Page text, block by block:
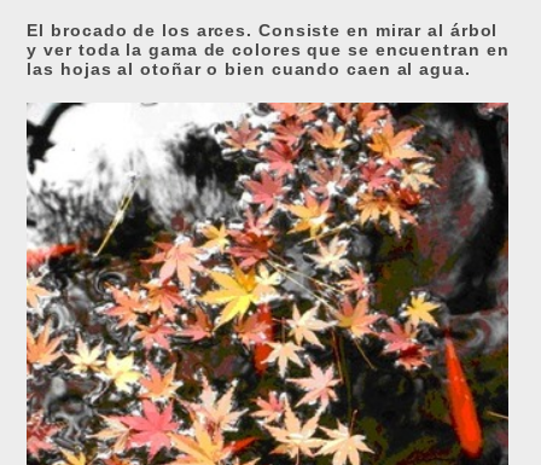
El brocado de los arces. Consiste en mirar al árbol
y ver toda la gama de colores que se encuentran en
las hojas al otoñar o bien cuando caen al agua.